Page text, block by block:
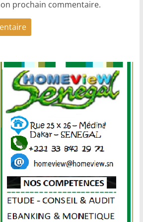
prochain commentaire.